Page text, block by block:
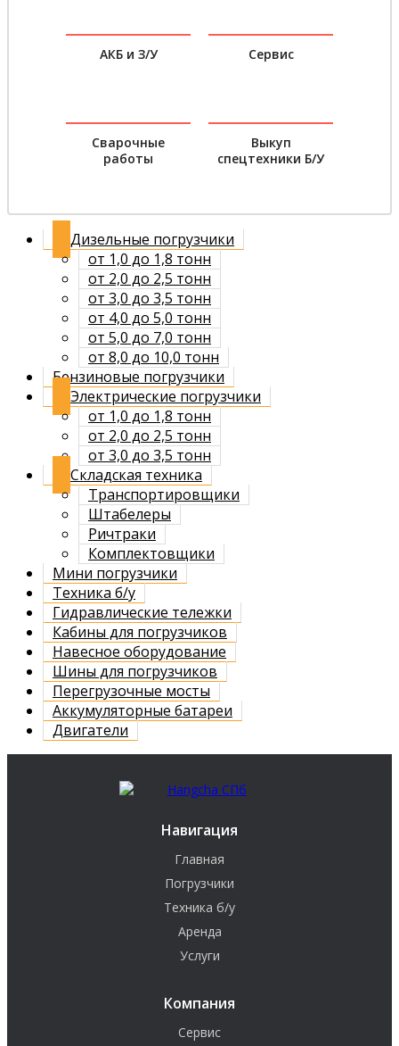
АКБ и З/У Сервис
Сварочные
работы
Выкуп
спецтехники Б/У
Дизельные погрузчики
от 1,0 до 1,8 тонн
от 2,0 до 2,5 тонн
от 3,0 до 3,5 тонн
от 4,0 до 5,0 тонн
от 5,0 до 7,0 тонн
от 8,0 до 10,0 тонн
Бензиновые погрузчики
Электрические погрузчики
от 1,0 до 1,8 тонн
от 2,0 до 2,5 тонн
от 3,0 до 3,5 тонн
Складская техника
Транспортировщики
Штабелеры
Ричтраки
Комплектовщики
Мини погрузчики
Техника б/у
Гидравлические тележки
Кабины для погрузчиков
Навесное оборудование
Шины для погрузчиков
Перегрузочные мосты
Аккумуляторные батареи
Двигатели
Навигация
Главная
Погрузчики
Техника б/у
Аренда
Услуги
Компания
Сервис